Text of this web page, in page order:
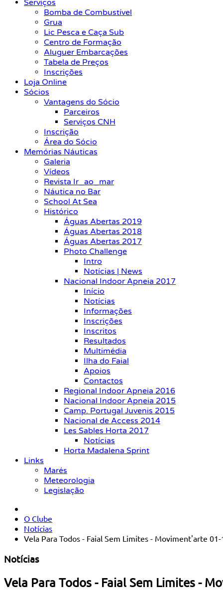
Serviços
Bomba de Combustível
Grua
Lic Pesca e Caça Sub
Centro de Formação
Aluguer Embarcações
Tabela de Preços
Inscrições
Loja Online
Sócios
Vantagens do Sócio
Parceiros
Serviços CNH
Inscrição
Área do Sócio
Memórias Náuticas
Galeria
Vídeos
Revista Ir_ao_mar
Náutica no Bar
School At Sea
Histórico
Águas Abertas 2019
Águas Abertas 2018
Águas Abertas 2017
Photo Challenge
Intro
Notícias | News
Nacional Indoor Apneia 2017
Início
Notícias
Informações
Inscrições
Inscritos
Resultados
Multimédia
Ilha do Faial
Apoios
Contactos
Regional Indoor Apneia 2016
Nacional Indoor Apneia 2015
Camp. Portugal Juvenis 2015
Nacional de Access 2014
Les Sables Horta 2017
Notícias
Horta Madalena Sprint
Links
Marés
Meteorologia
Legislação
O Clube
Notícias
Vela Para Todos - Faial Sem Limites - Moviment'arte
Notícias
Vela Para Todos - Faial Sem Limites -